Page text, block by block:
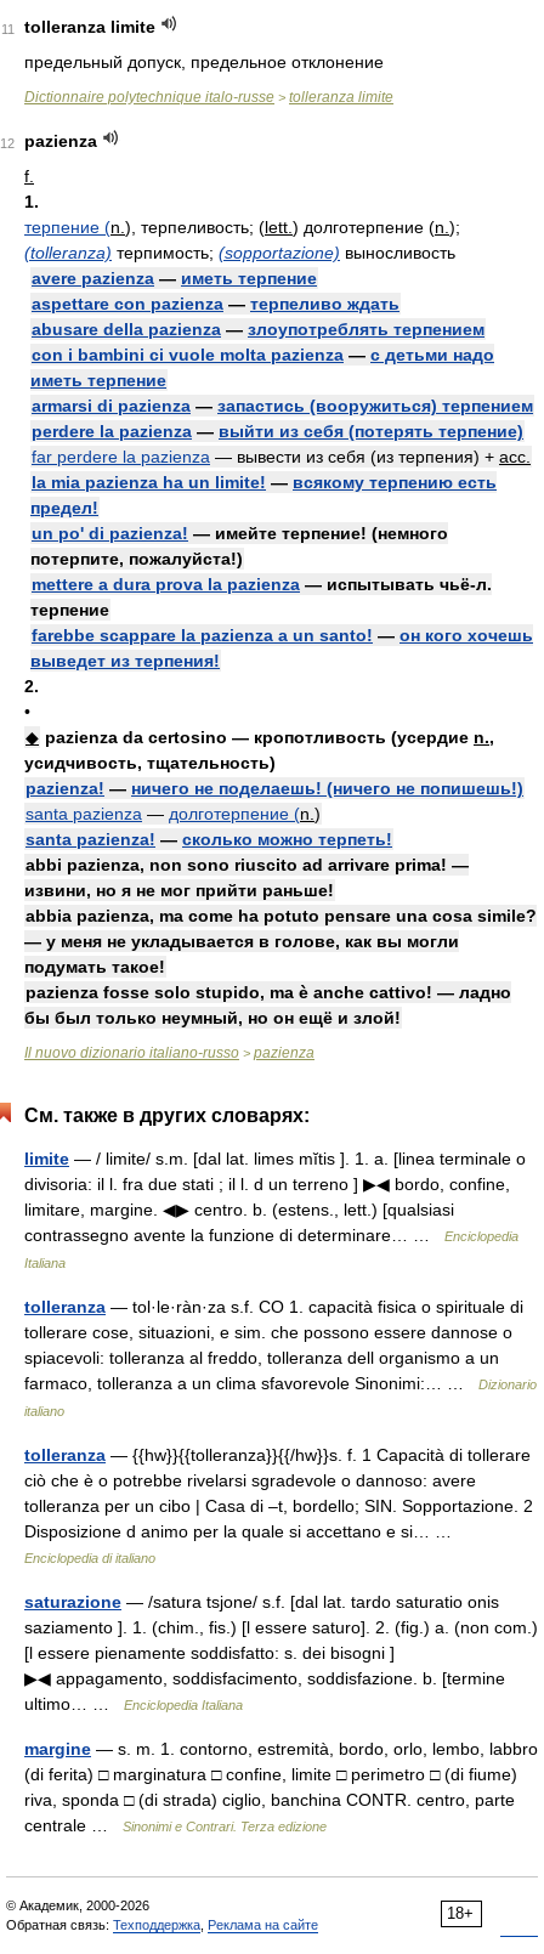
11
tolleranza limite
предельный допуск, предельное отклонение
Dictionnaire polytechnique italo-russe > tolleranza limite
12
pazienza
f.
1.
терпение (n. ), терпеливость; (lett. ) долготерпение (n. );
(tolleranza) терпимость; (sopportazione) выносливость
avere pazienza — иметь терпение
aspettare con pazienza — терпеливо ждать
abusare della pazienza — злоупотреблять терпением
con i bambini ci vuole molta pazienza — с детьми надо
иметь терпение
armarsi di pazienza — запастись (вооружиться) терпением
perdere la pazienza — выйти из себя (потерять терпение)
far perdere la pazienza — вывести из себя (из терпения) + acc.
la mia pazienza ha un limite! — всякому терпению есть
предел!
un po' di pazienza! — имейте терпение! (немного
потерпите, пожалуйста!)
mettere a dura prova la pazienza — испытывать чьё-л.
терпение
farebbe scappare la pazienza a un santo! — он кого хочешь
выведет из терпения!
2.
•
◆ pazienza da certosino — кропотливость (усердие n.,
усидчивость, тщательность)
pazienza! — ничего не поделаешь! (ничего не попишешь!)
santa pazienza — долготерпение (n. )
santa pazienza! — сколько можно терпеть!
abbi pazienza, non sono riuscito ad arrivare prima! —
извини, но я не мог прийти раньше!
abbia pazienza, ma come ha potuto pensare una cosa simile?
— у меня не укладывается в голове, как вы могли
подумать такое!
pazienza fosse solo stupido, ma è anche cattivo! — ладно
бы был только неумный, но он ещё и злой!
Il nuovo dizionario italiano-russo > pazienza
См. также в других словарях:
limite — / limite/ s.m. [dal lat. limes mĭtis ]. 1. a. [linea terminale o
divisoria: il l. fra due stati ; il l. d un terreno ] ▶◀ bordo, confine,
limitare, margine. ◀▶ centro. b. (estens., lett.) [qualsiasi
contrassegno avente la funzione di determinare… …
Enciclopedia
Italiana
tolleranza — tol·le·ràn·za s.f. CO 1. capacità fisica o spirituale di
tollerare cose, situazioni, e sim. che possono essere dannose o
spiacevoli: tolleranza al freddo, tolleranza dell organismo a un
farmaco, tolleranza a un clima sfavorevole Sinonimi:… …
Dizionario
italiano
tolleranza — {{hw}}{{tolleranza}}{{/hw}}s. f. 1 Capacità di tollerare
ciò che è o potrebbe rivelarsi sgradevole o dannoso: avere
tolleranza per un cibo | Casa di –t, bordello; SIN. Sopportazione. 2
Disposizione d animo per la quale si accettano e si… …
Enciclopedia di italiano
saturazione — /satura tsjone/ s.f. [dal lat. tardo saturatio onis
saziamento ]. 1. (chim., fis.) [l essere saturo]. 2. (fig.) a. (non com.)
[l essere pienamente soddisfatto: s. dei bisogni ]
▶◀ appagamento, soddisfacimento, soddisfazione. b. [termine
ultimo… …
Enciclopedia Italiana
margine — s. m. 1. contorno, estremità, bordo, orlo, lembo, labbro
(di ferita) □ marginatura □ confine, limite □ perimetro □ (di fiume)
riva, sponda □ (di strada) ciglio, banchina CONTR. centro, parte
centrale …
Sinonimi e Contrari. Terza edizione
18+
© Академик, 2000-2026
Обратная связь: Техподдержка Реклама на сайте